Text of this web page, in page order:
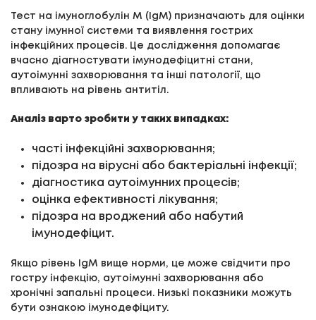
Тест на імуноглобулін М (IgM) призначають для оцінки
стану імунної системи та виявлення гострих
інфекційних процесів. Це дослідження допомагає
вчасно діагностувати імунодефіцитні стани,
аутоімунні захворювання та інші патології, що
впливають на рівень антитіл.
Аналіз варто зробити у таких випадках:
часті інфекційні захворювання;
підозра на вірусні або бактеріальні інфекції;
діагностика аутоімунних процесів;
оцінка ефективності лікування;
підозра на вроджений або набутий
імунодефіцит.
Якщо рівень IgM вище норми, це може свідчити про
гостру інфекцію, аутоімунні захворювання або
хронічні запальні процеси. Низькі показники можуть
бути ознакою імунодефіциту.